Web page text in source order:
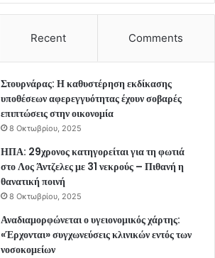
Recent Comments
Στουρνάρας: Η καθυστέρηση εκδίκασης
υποθέσεων αφερεγγυότητας έχουν σοβαρές
επιπτώσεις στην οικονομία
8 Οκτωβρίου, 2025
ΗΠΑ: 29χρονος κατηγορείται για τη φωτιά
στο Λος Άντζελες με 31 νεκρούς – Πιθανή η
θανατική ποινή
8 Οκτωβρίου, 2025
Αναδιαμορφώνεται ο υγειονομικός χάρτης:
«Έρχονται» συγχωνεύσεις κλινικών εντός των
νοσοκομείων